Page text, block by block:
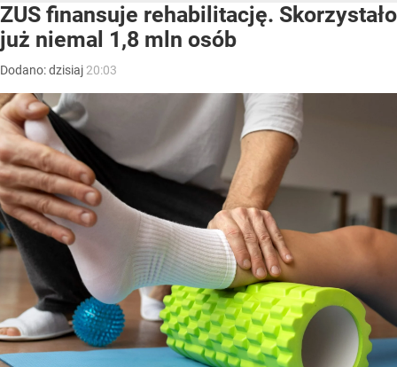
ZUS finansuje rehabilitację. Skorzystało
już niemal 1,8 mln osób
Dodano:dzisiaj 20:03